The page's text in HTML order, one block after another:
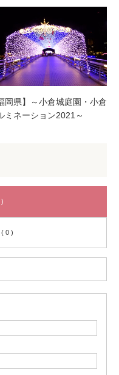
岡県】～小倉城庭園・小倉
ミネーション2021～
( 0 )